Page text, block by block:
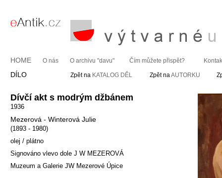
HOME O nás O archivu "davu" Čím můžete přispět?
DÍLO Zpět na KATALOG DĚL Zpět naAUTORKU
Dívčí akt s modrým džbánem
1936
Mezerová - Winterová Julie
(1893 - 1980)
olej / plátno
Signováno vlevo dole J W MEZEROVÁ
Muzeum a Galerie JW Mezerové Úpice